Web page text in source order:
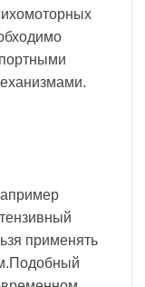
применять